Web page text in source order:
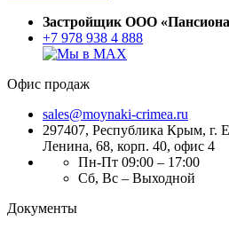
Застройщик ООО
+7 978 938 4 888
Офис продаж
sales@moynaki-crimea.ru
297407, Республика Крым, г.
Ленина, 68, корп. 40, офис 4
Пн-Пт 09:00 – 17:00
Сб, Вс – Выходной
Документы